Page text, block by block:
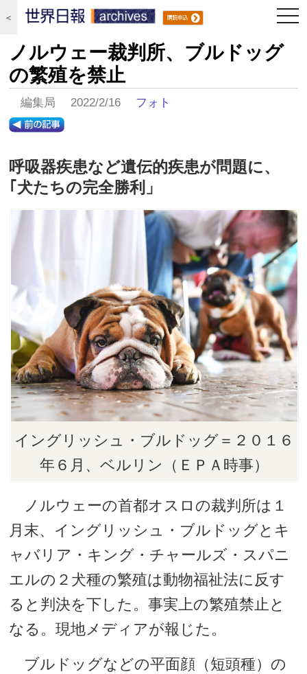
＜
ノルウェー裁判所、ブルドッグ
の繁殖を禁止
編集局 2022/2/16 フォト
呼吸器疾患など遺伝的疾患が問題に、
｢犬たちの完全勝利」
イングリッシュ・ブルドッグ＝２０１６
年６月、ベルリン（ＥＰＡ時事）
ノルウェーの首都オスロの裁判所は１
月末、イングリッシュ・ブルドッグとキ
ャバリア・キング・チャールズ・スパニ
エルの２犬種の繁殖は動物福祉法に反す
ると判決を下した。事実上の繁殖禁止と
なる。現地メディアが報じた。
ブルドッグなどの平面顔（短頭種）の